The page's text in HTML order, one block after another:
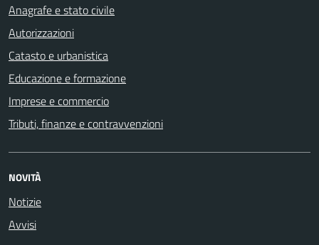
Anagrafe e stato civile
Autorizzazioni
Catasto e urbanistica
Educazione e formazione
Imprese e commercio
Tributi, finanze e contravvenzioni
NOVITÀ
Notizie
Avvisi